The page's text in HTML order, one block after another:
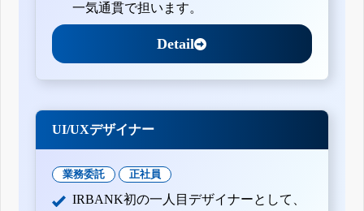
一気通貫で担います。
Detail
UI/UXデザイナー
業務委託 正社員
IRBANK初の一人目デザイナーとして、